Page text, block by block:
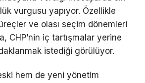
vurgusu yapıyor. Özellikle
ve olası seçim dönemleri
CHP’nin iç tartışmalar yerine
istediği görülüyor.
hem de yeni yönetim